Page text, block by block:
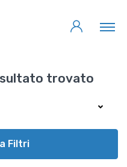
trovato
Filtri